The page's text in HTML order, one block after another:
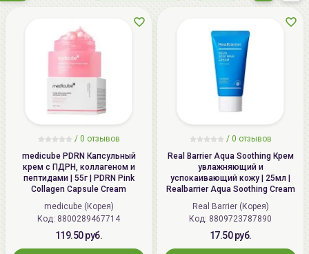
/ 0 отзывов
medicube PDRN Капсульный
крем с ПДРН, коллагеном и
пептидами | 55г | PDRN Pink
Collagen Capsule Cream
medicube (Корея)
Код: 8800289467714
119.50 руб.
/ 0 отзывов
Real Barrier Aqua Soothing Крем
увлажняющий и
успокаивающий кожу | 25мл |
Realbarrier Aqua Soothing Cream
Real Barrier (Корея)
Код: 8809723787890
17.50 руб.